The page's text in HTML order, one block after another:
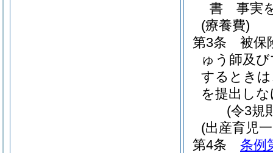
書 事実
(療養費)
第3条
被保
ゅう師及
するとき
を提出し
(令3規
(出産育児
第4条
条例